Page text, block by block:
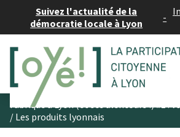
Suivez l'actualité de la
démocratie locale à Lyon
-
/ Les produits lyonnais